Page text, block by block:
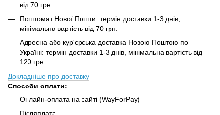
від 70 грн.
Поштомат Нової Пошти: термін доставки 1-3 днів,
мінімальна вартість від 70 грн.
Адресна або кур'єрська доставка Новою Поштою по
Україні: термін доставки 1-3 днів, мінімальна вартість від
120 грн.
Докладніше про доставку
Способи оплати:
Онлайн-оплата на сайті (WayForPay)
Післяплата